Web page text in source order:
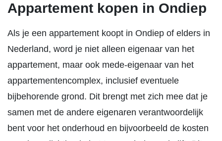
Appartement kopen in Ondiep
Als je een appartement koopt in Ondiep of elders in
Nederland, word je niet alleen eigenaar van het
appartement, maar ook mede-eigenaar van het
appartementencomplex, inclusief eventuele
bijbehorende grond. Dit brengt met zich mee dat je
samen met de andere eigenaren verantwoordelijk
bent voor het onderhoud en bijvoorbeeld de kosten